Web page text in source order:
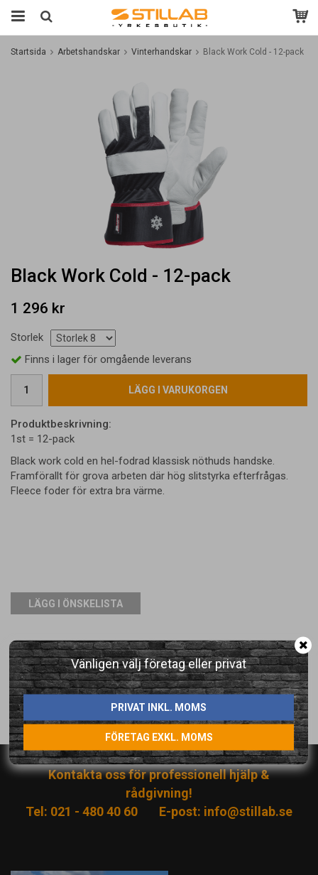
Startsida Arbetshandskar Vinterhandskar Black Work Cold - 12-pack
Vänligen välj företag eller privat
PRIVAT INKL. MOMS
FÖRETAG EXKL. MOMS
Black Work Cold - 12-pack
1 296 kr
Storlek
Finns i lager för omgående leverans
LÄGG I VARUKORGEN
Produktbeskrivning:
1st = 12-pack
Black work cold en hel-fodrad klassisk nöthuds handske.
Framförallt för grova arbeten där hög slitstyrka efterfrågas.
Fleece foder för extra bra värme.
LÄGG I ÖNSKELISTA
Artikelnummer:
5730-080
Direktlänk:
Högerklicka och kopiera adressen
Kontakta oss för professionell hjälp &
rådgivning!
Tel: 021 - 480 40 60
E-post: info@stillab.se